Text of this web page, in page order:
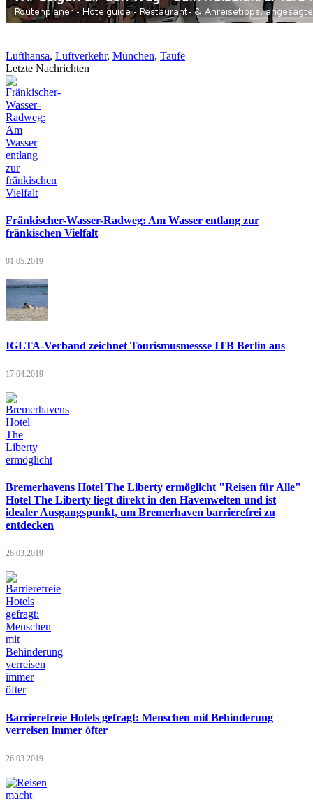
Lufthansa, Luftverkehr, München, Taufe
Letzte Nachrichten
Fränkischer-Wasser-Radweg: Am Wasser entlang zur
fränkischen Vielfalt
01.05.2019
IGLTA-Verband zeichnet Tourismusmessse ITB Berlin aus
17.04.2019
Bremerhavens Hotel The Liberty ermöglicht "Reisen für Alle"
Hotel The Liberty liegt direkt in den Havenwelten und ist
idealer Ausgangspunkt, um Bremerhaven barrierefrei zu
entdecken
26.03.2019
Barrierefreie Hotels gefragt: Menschen mit Behinderung
verreisen immer öfter
26.03.2019